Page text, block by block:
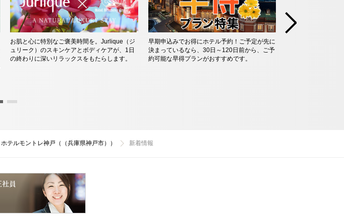
お肌と心に特別なご褒美時間を。Jurlique（ジ
ュリーク）のスキンケアとボディケアが、1日
の終わりに深いリラックスをもたらします。
早期申込みでお得にホテル予約！ご予定が先に
決まっているなら、30日～120日前から、ご予
約可能な早得プランがおすすめです。
ホテルモントレ神戸（（兵庫県神戸市）） 新着情報